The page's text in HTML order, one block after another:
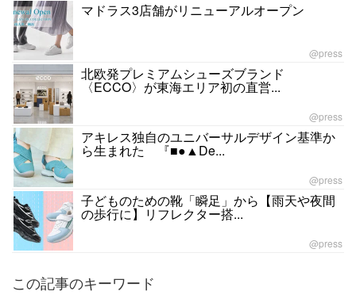
マドラス3店舗がリニューアルオープン
@press
北欧発プレミアムシューズブランド
〈ECCO〉が東海エリア初の直営...
@press
アキレス独自のユニバーサルデザイン基準か
ら生まれた 『■●▲De...
@press
子どものための靴「瞬足」から【雨天や夜間
の歩行に】リフレクター搭...
@press
この記事のキーワード